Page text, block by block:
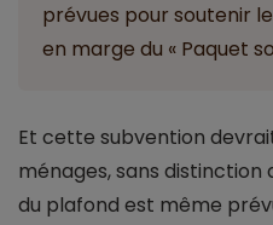
prévues pour soutenir
en marge du « Paquet
Et cette subvention
ménages, sans distinction
du plafond est même